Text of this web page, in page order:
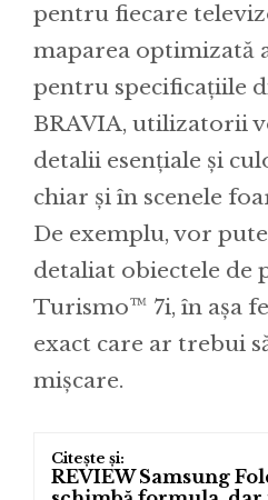
pentru fiecare
maparea optimizată
pentru specificațiile
BRAVIA, utilizatorii
detalii esențiale și
chiar și în scenele
De exemplu, vor
detaliat obiectele de
Turismo™ 7i, în așa
exact care ar trebui
mișcare.
REVIEW Samsung